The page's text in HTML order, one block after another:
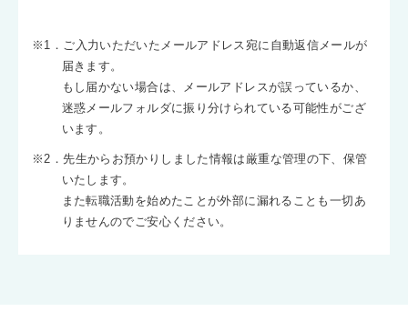
※1．ご入力いただいたメールアドレス宛に自動返信メールが
届きます。
もし届かない場合は、メールアドレスが誤っているか、
迷惑メールフォルダに振り分けられている可能性がござ
います。
※2．先生からお預かりしました情報は厳重な管理の下、保管
いたします。
また転職活動を始めたことが外部に漏れることも一切あ
りませんのでご安心ください。